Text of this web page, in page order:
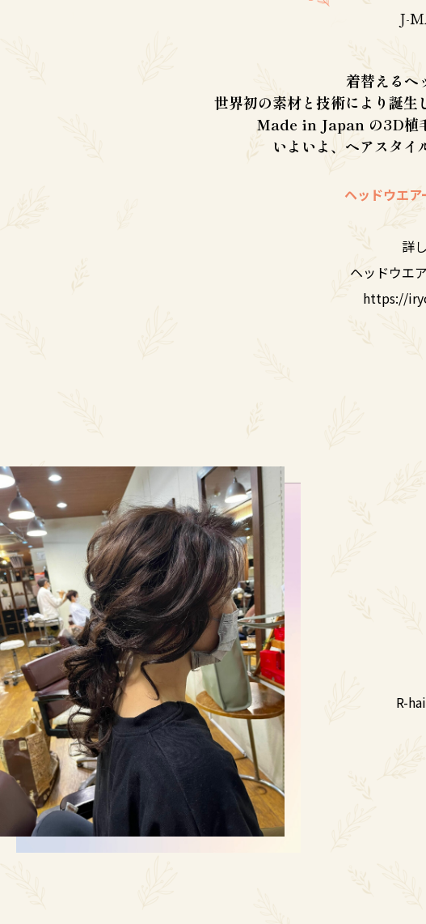
J-
着替える
世界初の素材と技術により誕生
Made in Japan の3D植
いよいよ、ヘアスタイ
ヘッドウエア
詳
ヘッドウエ
https://
R-